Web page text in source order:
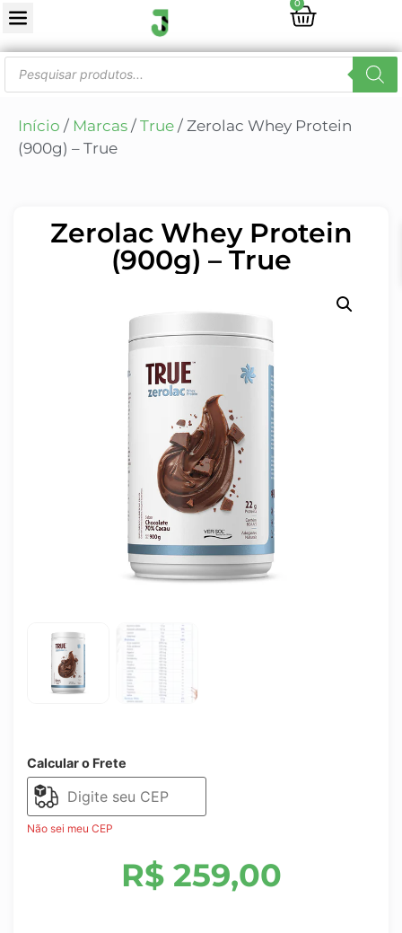
0
Início / Marcas / True / Zerolac Whey Protein
(900g) – True
Zerolac Whey Protein
(900g) – True
Calcular o Frete
Não sei meu CEP
R$259,00